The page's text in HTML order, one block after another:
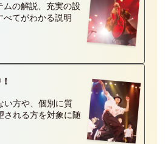
ムの解説、充実の設
べてがわかる説明
い方や、個別に質
される方を対象に随